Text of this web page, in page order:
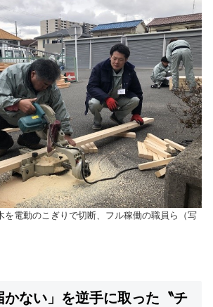
を電動のこぎりで切断、フル稼働の職員ら（写
かない」を逆手に取った〝チ